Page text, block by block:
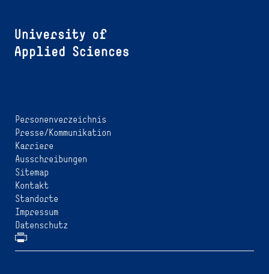
Personenverzeichnis
Presse/Kommunikation
Karriere
Ausschreibungen
Sitemap
Kontakt
Standorte
Impressum
Datenschutz